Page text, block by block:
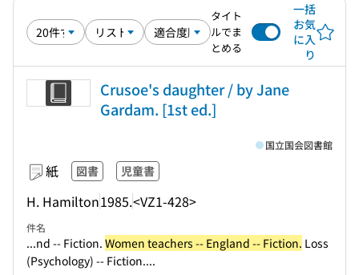
タイト
ルでま
とめる
一括
お気
に入
り
Crusoe's daughter / by Jane
Gardam. [1st ed.]
紙 図書 児童書
H. Hamilton1985.<VZ1-428>
国立国会図書館
件名
...nd -- Fiction. Women teachers -- England -- Fiction. Loss
(Psychology) -- Fiction....